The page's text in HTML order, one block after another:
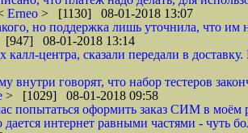
Erneo > [1130] 08-01-2018 13:07
но поддержка лишь уточнила, что
08-01-2018 13:14
калл-центра, сказали передали в
внутри говорят, что набор тестеров
> [1029] 08-01-2018 09:58
попытаться оформить заказ СИМ в моём
интернет равными частями - чуть